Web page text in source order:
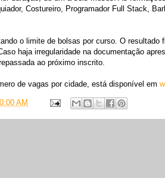
Costureiro, Programador Full Stack,
o limite de bolsas por curso. O resultado
haja irregularidade na documentação
ao próximo inscrito.
de vagas por cidade, está disponível em
AM